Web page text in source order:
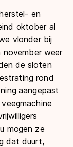
en
oktober al
vlonder bij
november weer
de sloten
rond
aangepast
mogen ze
dat duurt,